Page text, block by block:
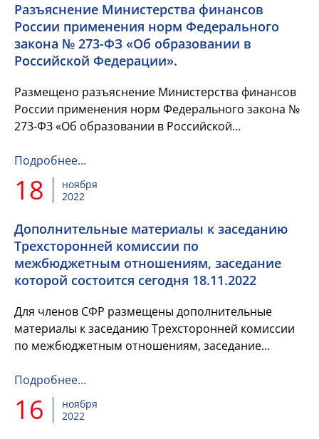
Разъяснение Министерства финансов
России применения норм Федерального
закона № 273-ФЗ «Об образовании в
Российской Федерации».
Размещено разъяснение Министерства финансов
России применения норм Федерального закона №
273-ФЗ «Об образовании в Российской
Подробнее…
18
ноября
2022
Дополнительные материалы к заседанию
Трехсторонней комиссии по
межбюджетным отношениям, заседание
которой состоится сегодня 18.11.2022
Для членов СФР размещены дополнительные
материалы к заседанию Трехсторонней комиссии
по межбюджетным отношениям, заседание
Подробнее…
16
ноября
2022